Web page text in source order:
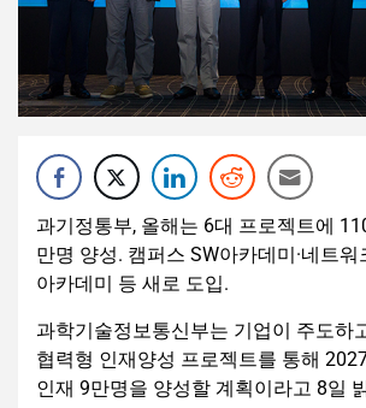
과기정통부, 올해는 6대 프로젝트에
만명 양성. 캠퍼스 SW아카데미·네트
아카데미 등 새로 도입.
과학기술정보통신부는 기업이 주도하
협력형 인재양성 프로젝트를 통해
인재 9만명을 양성할 계획이라고 8일